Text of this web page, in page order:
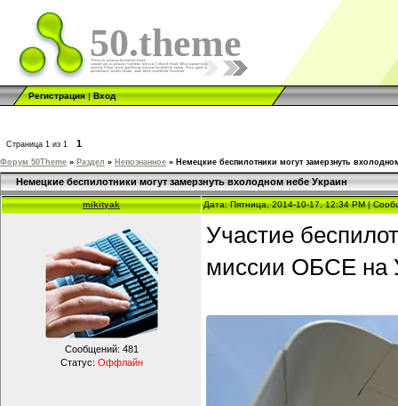
50.theme
Регистрация|Вход
Страница 1 из 1 1
Форум 50Theme » Раздел » Непознанное » Немецкие беспилотники могут замерзнуть
Немецкие беспилотники могут замерзнуть вхолодном небе Украин
mikityak Дата: Пятница, 2014-10-17, 12:34 PM |
Сообщений: 481
Статус: Оффлайн
Участие
миссии ОБСЕ на